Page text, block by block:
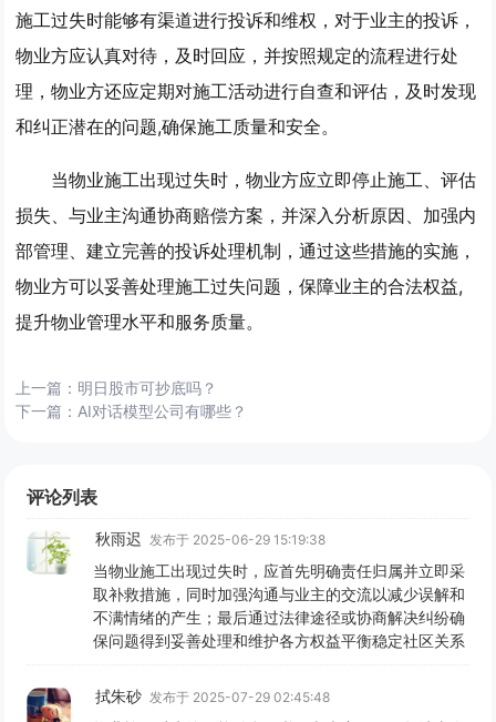
施工过失时能够有渠道进行投诉和维权，对于业主的投诉，
物业方应认真对待，及时回应，并按照规定的流程进行处
理，物业方还应定期对施工活动进行自查和评估，及时发现
和纠正潜在的问题,确保施工质量和安全。
当物业施工出现过失时，物业方应立即停止施工、评估
损失、与业主沟通协商赔偿方案，并深入分析原因、加强内
部管理、建立完善的投诉处理机制，通过这些措施的实施，
物业方可以妥善处理施工过失问题，保障业主的合法权益,
提升物业管理水平和服务质量。
上一篇： 明日股市可抄底吗？
下一篇： AI对话模型公司有哪些？
评论列表
秋雨迟 发布于 2025-06-29 15:19:38
当物业施工出现过失时，应首先明确责任归属并立即采
取补救措施，同时加强沟通与业主的交流以减少误解和
不满情绪的产生；最后通过法律途径或协商解决纠纷确
保问题得到妥善处理和维护各方权益平衡稳定社区关系
拭朱砂 发布于 2025-07-29 02:45:48